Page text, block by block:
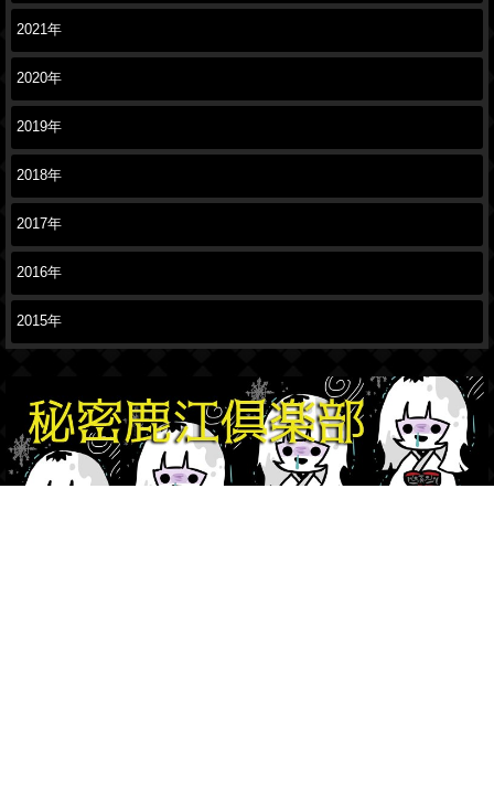
2021年
2020年
2019年
2018年
2017年
2016年
2015年